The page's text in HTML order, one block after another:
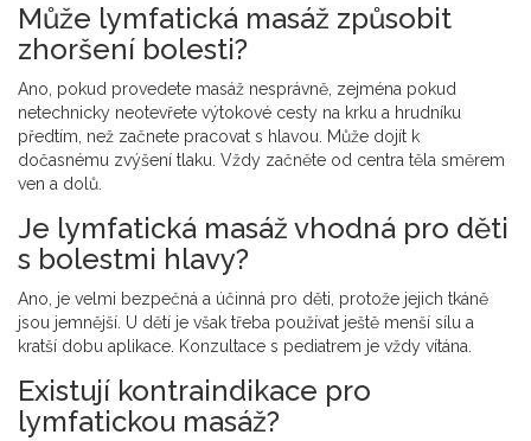
Může lymfatická masáž způsobit
zhoršení bolesti?
Ano, pokud provedete masáž nesprávně, zejména pokud
netechnicky neotevřete výtokové cesty na krku a hrudníku
předtím, než začnete pracovat s hlavou. Může dojít k
dočasnému zvýšení tlaku. Vždy začněte od centra těla směrem
ven a dolů.
Je lymfatická masáž vhodná pro děti
s bolestmi hlavy?
Ano, je velmi bezpečná a účinná pro děti, protože jejich tkáně
jsou jemnější. U dětí je však třeba používat ještě menší sílu a
kratší dobu aplikace. Konzultace s pediatrem je vždy vítána.
Existují kontraindikace pro
lymfatickou masáž?